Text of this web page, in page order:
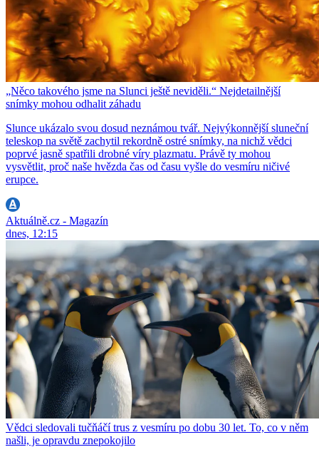
„Něco takového jsme na Slunci ještě neviděli.“ Nejdetailnější
snímky mohou odhalit záhadu
Slunce ukázalo svou dosud neznámou tvář. Nejvýkonnější sluneční
teleskop na světě zachytil rekordně ostré snímky, na nichž vědci
poprvé jasně spatřili drobné víry plazmatu. Právě ty mohou
vysvětlit, proč naše hvězda čas od času vyšle do vesmíru ničivé
erupce.
Aktuálně.cz - Magazín
dnes, 12:15
Vědci sledovali tučňáčí trus z vesmíru po dobu 30 let. To, co v něm
našli, je opravdu znepokojilo